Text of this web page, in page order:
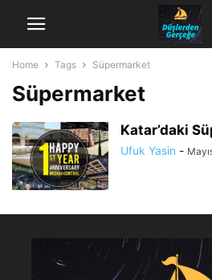
Home Tags Süpermarket
Süpermarket
Katar’daki
Ufuk Yasin -